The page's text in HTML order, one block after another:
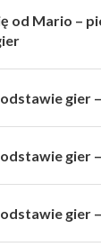
od Mario –
gier
gier
gier